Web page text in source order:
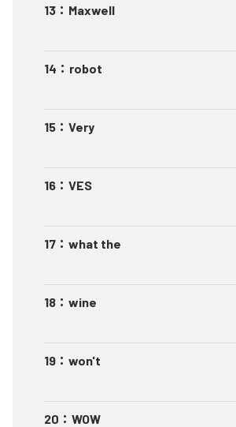
13 ： Maxwell
14 ： robot
15 ： Very
16 ： VES
17 ： what the
18 ： wine
19 ： won't
20 ： WOW